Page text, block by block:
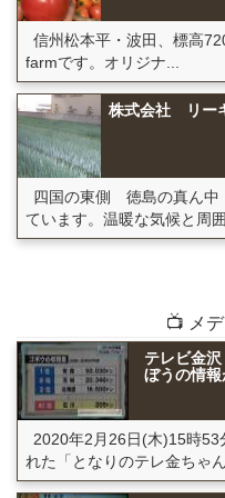
信州松本平・波田、標高
farmです。オリジナ...
株式会社 リー
四国の東側 徳島の真ん中
ています。温暖な気候と周
📺 メ
テレビ金
ぼうの情報
2020年2月26日(木)15時53
れた「となりのテレ金ちゃん